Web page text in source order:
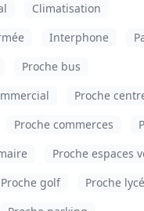
Climatisation
Interphone
Proche bus
Proche
Proche commerces
Proche espaces
Proche golf
Proche